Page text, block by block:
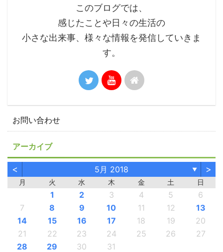
このブログでは、
感じたことや日々の生活の
小さな出来事、様々な情報を発信していきま
す。
お問い合わせ
アーカイブ
< 5月 2018 ▼ >
月 火 水 木 金 土 日
1 2 3 4 5
6
7
8 9 10 11 12
13
14
15 16 17 18 19
20
21
22 23 24 25 26
27
28
29 30 31